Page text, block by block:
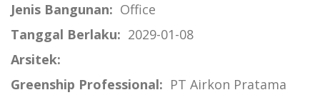
Jenis Bangunan: Office
Tanggal Berlaku: 2029-01-08
Arsitek:
Greenship Professional: PT Airkon Pratama